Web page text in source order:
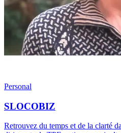
Personal
SLOCOBIZ
Retrouvez du temps et de la clarté